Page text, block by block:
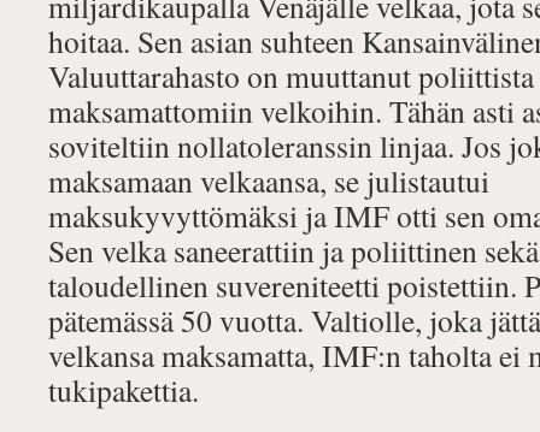
hoitaa. Sen asian suhteen
Valuuttarahasto on muuttanut
maksamattomiin velkoihin. Tähän asti
soviteltiin nollatoleranssin linjaa. Jos
maksamaan velkaansa, se julistautui
maksukyvyttömäksi ja IMF otti sen
Sen velka saneerattiin ja poliittinen sekä
taloudellinen suvereniteetti poistettiin.
pätemässä 50 vuotta. Valtiolle, joka
velkansa maksamatta, IMF:n taholta ei
tukipakettia.